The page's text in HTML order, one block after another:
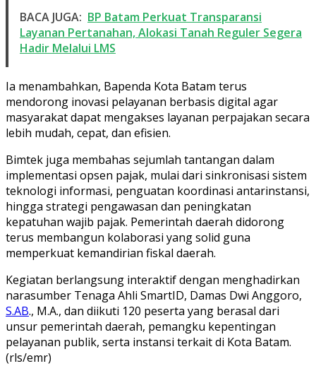
BACA JUGA: BP Batam Perkuat Transparansi
Layanan Pertanahan, Alokasi Tanah Reguler Segera
Hadir Melalui LMS
Ia menambahkan, Bapenda Kota Batam terus
mendorong inovasi pelayanan berbasis digital agar
masyarakat dapat mengakses layanan perpajakan secara
lebih mudah, cepat, dan efisien.
Bimtek juga membahas sejumlah tantangan dalam
implementasi opsen pajak, mulai dari sinkronisasi sistem
teknologi informasi, penguatan koordinasi antarinstansi,
hingga strategi pengawasan dan peningkatan
kepatuhan wajib pajak. Pemerintah daerah didorong
terus membangun kolaborasi yang solid guna
memperkuat kemandirian fiskal daerah.
Kegiatan berlangsung interaktif dengan menghadirkan
narasumber Tenaga Ahli SmartID, Damas Dwi Anggoro,
S.AB., M.A., dan diikuti 120 peserta yang berasal dari
unsur pemerintah daerah, pemangku kepentingan
pelayanan publik, serta instansi terkait di Kota Batam.
(rls/emr)